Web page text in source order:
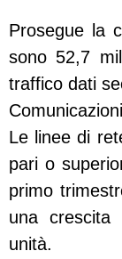
Prosegue la
sono 52,7
traffico dati
Le linee di
pari o
primo
una
unità.